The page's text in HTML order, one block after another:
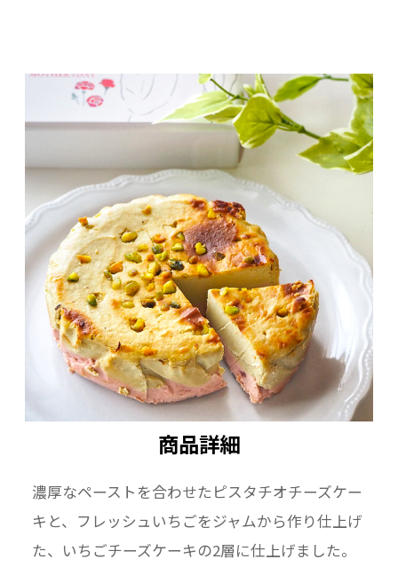
商品詳細
濃厚なペーストを合わせたピスタチオチーズケー
キと、フレッシュいちごをジャムから作り仕上げ
た、いちごチーズケーキの2層に仕上げました。